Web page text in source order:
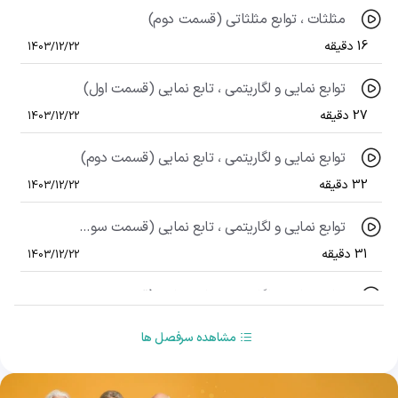
مثلثات ، توابع مثلثاتی (قسمت دوم)
16 دقیقه 1403/12/22
توابع نمایی و لگاریتمی ، تابع نمایی (قسمت اول)
27 دقیقه 1403/12/22
توابع نمایی و لگاریتمی ، تابع نمایی (قسمت دوم)
32 دقیقه 1403/12/22
توابع نمایی و لگاریتمی ، تابع نمایی (قسمت سوم)
31 دقیقه 1403/12/22
1403/12/27
مشاهده سرفصل ها